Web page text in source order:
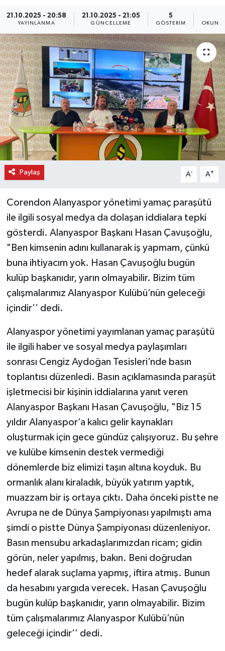
21.10.2025 - 20:58
YAYINLANMA
21.10.2025 - 21:05
GÜNCELLEME
5
GÖSTERIM
Paylaş A- A+
Corendon Alanyaspor yönetimi yamaç paraşütü
ile ilgili sosyal medya da dolaşan iddialara tepki
gösterdi. Alanyaspor Başkanı Hasan Çavuşoğlu,
"Ben kimsenin adını kullanarak iş yapmam, çünkü
buna ihtiyacım yok. Hasan Çavuşoğlu bugün
kulüp başkanıdır, yarın olmayabilir. Bizim tüm
çalışmalarımız Alanyaspor Kulübü’nün geleceği
içindir’’ dedi.
Alanyaspor yönetimi yayımlanan yamaç paraşütü
ile ilgili haber ve sosyal medya paylaşımları
sonrası Cengiz Aydoğan Tesisleri’nde basın
toplantısı düzenledi. Basın açıklamasında paraşüt
işletmecisi bir kişinin iddialarına yanıt veren
Alanyaspor Başkanı Hasan Çavuşoğlu, "Biz 15
yıldır Alanyaspor’a kalıcı gelir kaynakları
oluşturmak için gece gündüz çalışıyoruz. Bu şehre
ve kulübe kimsenin destek vermediği
dönemlerde biz elimizi taşın altına koyduk. Bu
ormanlık alanı kiraladık, büyük yatırım yaptık,
muazzam bir iş ortaya çıktı. Daha önceki pistte ne
Avrupa ne de Dünya Şampiyonası yapılmıştı ama
şimdi o pistte Dünya Şampiyonası düzenleniyor.
Basın mensubu arkadaşlarımızdan ricam; gidin
görün, neler yapılmış, bakın. Beni doğrudan
hedef alarak suçlama yapmış, iftira atmış. Bunun
da hesabını yargıda verecek. Hasan Çavuşoğlu
bugün kulüp başkanıdır, yarın olmayabilir. Bizim
tüm çalışmalarımız Alanyaspor Kulübü’nün
geleceği içindir’’ dedi.